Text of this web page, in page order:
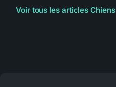
Voir tous les articles